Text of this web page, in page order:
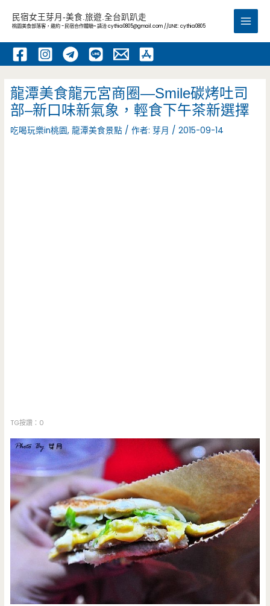
內
民宿女王芽月-美食.旅遊.全台趴趴走
桃園美食部落客，邀約 -民宿合作體驗~ 請洽cythia0805@gmail.com //LINE: cythia0805
Main
龍潭美食龍元宮商圈—Smile碳烤吐司
部–新口味新氣象，輕食下午茶新選擇
吃喝玩樂in桃園,龍潭美食景點 / 作者:芽月 /2015-09-14
TG按讚：0